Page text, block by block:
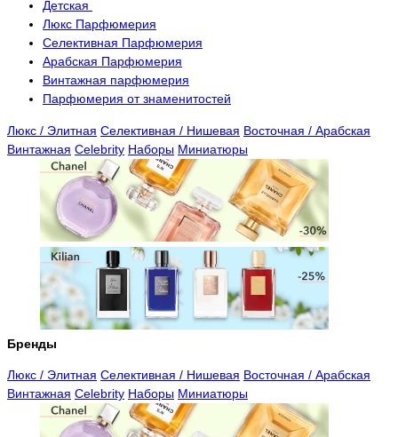
Детская
Люкс Парфюмерия
Селективная Парфюмерия
Арабская Парфюмерия
Винтажная парфюмерия
Парфюмерия от знаменитостей
Люкс / Элитная Селективная / Нишевая Восточная / Арабская
Винтажная Celebrity Наборы Миниатюры
Бренды
Люкс / Элитная Селективная / Нишевая Восточная / Арабская
Винтажная Celebrity Наборы Миниатюры